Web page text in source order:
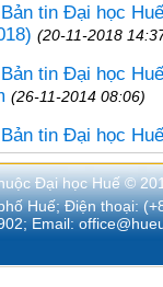
Bản tin Đại học
(20-11-2018
Bản tin Đại học
(26-11-2014 08:06)
Bản tin Đại học
Đại học Huế ©
Huế; Điện thoại:
Email: